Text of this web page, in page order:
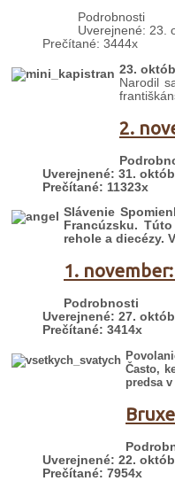
Podrobnosti
Uverejnené: 23.
Prečítané: 3444x
23.
Narodil
2.
Uverejnené: 31.
Prečítané: 11323x
Slávenie
Francúzsku.
rehole a diecézy.
1.
Podrobnosti
Uverejnené: 27.
Prečítané: 3414x
Často,
predsa
Uverejnené: 22.
Prečítané: 7954x